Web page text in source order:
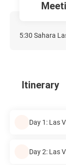
5:30 Sahara
Itinerary
Day 1: Las
Day 2: Las